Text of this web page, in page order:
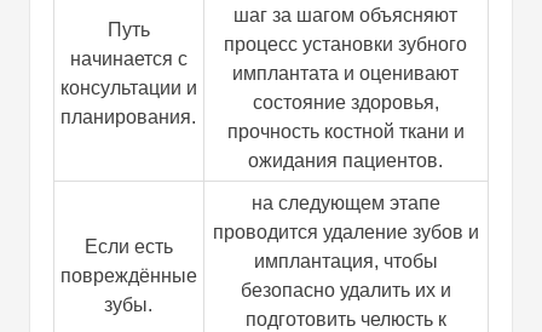
Путь
начинается с
консультации и
планирования.
шаг за шагом объясняют
процесс установки зубного
имплантата и оценивают
состояние здоровья,
прочность костной ткани и
ожидания пациентов.
Если есть
повреждённые
зубы.
на следующем этапе
проводится удаление зубов и
имплантация, чтобы
безопасно удалить их и
подготовить челюсть к